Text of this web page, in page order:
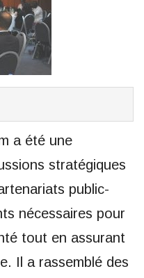
a été une
stratégiques
public-
nécessaires pour
tout en assurant
Il a rassemblé des